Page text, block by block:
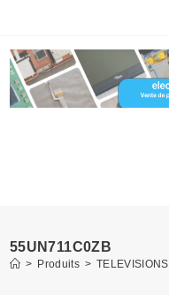
content
55UN711C0ZB
> Produits > TELEVISIONS